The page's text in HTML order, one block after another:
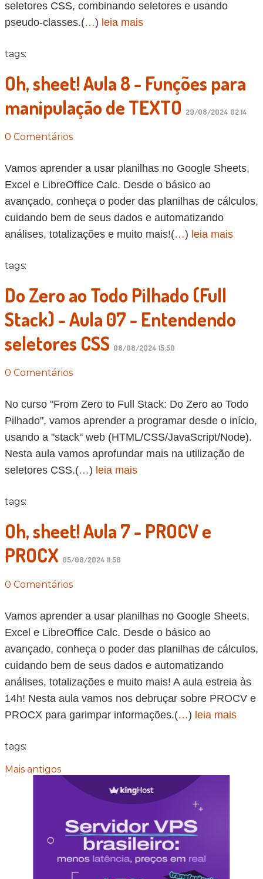
seletores CSS, combinando seletores e usando
pseudo-classes.(…) leia mais
tags:
Oh, sheet! Aula 8 - Funções para
manipulação de TEXTO 29/08/2024 02:14
0 Comentários
Vamos aprender a usar planilhas no Google Sheets,
Excel e LibreOffice Calc. Desde o básico ao
avançado, conheça o poder das planilhas de cálculos,
cuidando bem de seus dados e automatizando
análises, totalizações e muito mais!(…) leia mais
tags:
Do Zero ao Todo Pilhado (Full
Stack) - Aula 07 - Entendendo
seletores CSS 08/08/2024 15:50
0 Comentários
No curso "From Zero to Full Stack: Do Zero ao Todo
Pilhado", vamos aprender a programar desde o início,
usando a "stack" web (HTML/CSS/JavaScript/Node).
Nesta aula vamos aprofundar mais na utilização de
seletores CSS.(…) leia mais
tags:
Oh, sheet! Aula 7 - PROCV e
PROCX 05/08/2024 11:58
0 Comentários
Vamos aprender a usar planilhas no Google Sheets,
Excel e LibreOffice Calc. Desde o básico ao
avançado, conheça o poder das planilhas de cálculos,
cuidando bem de seus dados e automatizando
análises, totalizações e muito mais! A aula estreia às
14h! Nesta aula vamos nos debruçar sobre PROCV e
PROCX para garimpar informações.(…) leia mais
tags:
Mais antigos